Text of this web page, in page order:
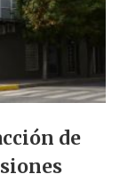
de